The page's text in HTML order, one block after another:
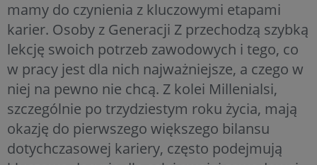
mamy do czynienia z kluczowymi etapami
karier. Osoby z Generacji Z przechodzą szybką
lekcję swoich potrzeb zawodowych i tego, co
w pracy jest dla nich najważniejsze, a czego w
niej na pewno nie chcą. Z kolei Millenialsi,
szczególnie po trzydziestym roku życia, mają
okazję do pierwszego większego bilansu
dotychczasowej kariery, często podejmują